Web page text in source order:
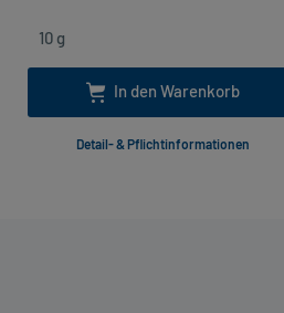
In den Warenkorb
Detail- & Pflichtinformationen